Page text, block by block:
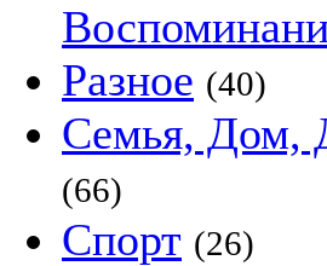
Разное (40)
Семья, Дом,
(66)
Спорт (26)